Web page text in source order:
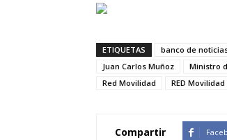
ETIQUETAS banco de
Juan Carlos Muñoz
Ministro
Red Movilidad
RED
Compartir